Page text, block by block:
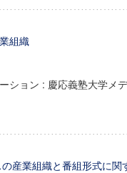
組織
ション : 慶応義塾大学メ
産業組織と番組形式に関